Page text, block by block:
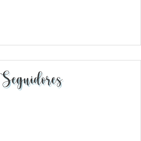
Seguidores